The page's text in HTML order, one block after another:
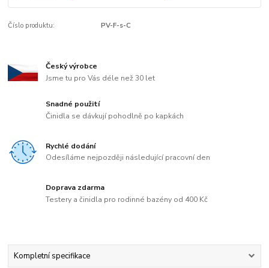
Číslo produktu: PV-F-s-C
Český výrobce
Jsme tu pro Vás déle než 30 let
Snadné použití
Činidla se dávkují pohodlně po kapkách
Rychlé dodání
Odesíláme nejpozději následující pracovní den
Doprava zdarma
Testery a činidla pro rodinné bazény od 400 Kč
Kompletní specifikace